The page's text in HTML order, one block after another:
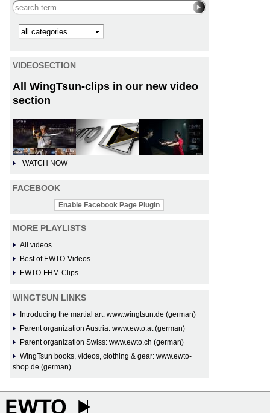
Search this site
Kategorie
VIDEOSECTION
All WingTsun-clips in our new video
section
WATCH NOW
FACEBOOK
Enable Facebook Page Plugin
MORE PLAYLISTS
All videos
Best of EWTO-Videos
EWTO-FHM-Clips
WINGTSUN LINKS
Introducing the martial art: www.wingtsun.de (german)
Parent organization Austria: www.ewto.at (german)
Parent organization Swiss: www.ewto.ch (german)
WingTsun books, videos, clothing & gear: www.ewto-
shop.de (german)